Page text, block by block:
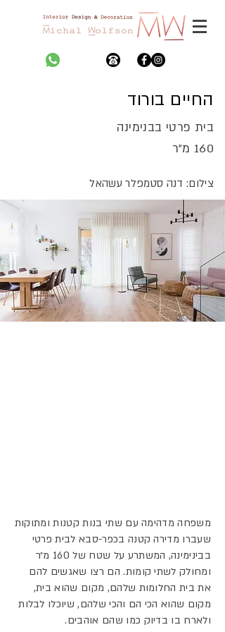
החיים בורוד
בית פרטי בבנימינה
160 מ״ר
צילום: דנה סטמפלר עשהאל
משפחה מדהימה עם שתי בנות קטנות ומתוקות
שעברו מדירה קטנה בכפר-סבא לבית פרטי
בבינימינה, המשתרע על שטח של 160 מ״ר
ומחולק לשתי קומות. הם רצו שאגשים להם
את בית החלומות שלהם, מקום שהוא בית,
מקום שהוא הכי הם והכי שלהם, שיוכלו לבלות
ולארח בו בדיוק כמו שהם אוהבים.